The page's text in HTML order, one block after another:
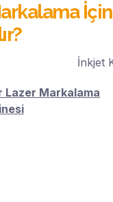
İçin
Lazer Markalama